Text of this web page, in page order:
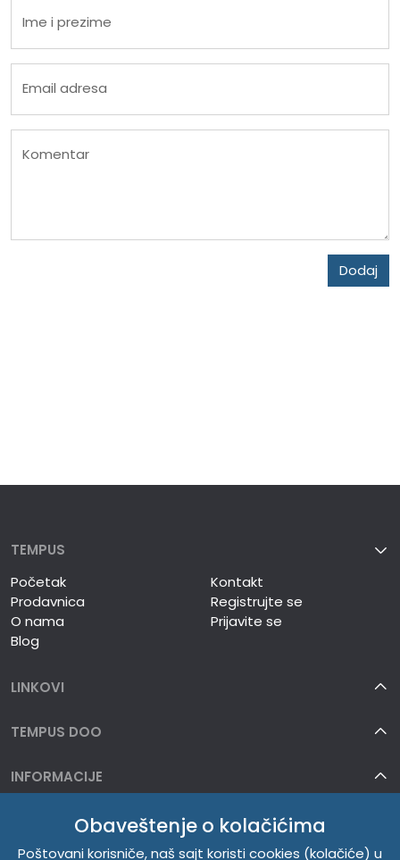
Ime i prezime
Email adresa
Komentar
Dodaj
TEMPUS
Početak
Prodavnica
O nama
Blog
Kontakt
Registrujte se
Prijavite se
LINKOVI
TEMPUS DOO
INFORMACIJE
Obaveštenje o kolačićima
Poštovani korisniče, naš sajt koristi cookies (kolačiće) u